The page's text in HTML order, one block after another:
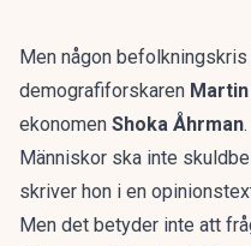
Men någon
demografiforskaren
ekonomen Shoka Åhrman.
Människor ska inte
skriver hon i en
Men det betyder inte att